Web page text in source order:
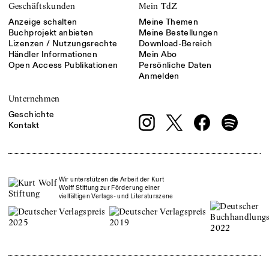
Geschäftskunden
Anzeige schalten
Buchprojekt anbieten
Lizenzen / Nutzungsrechte
Händler Informationen
Open Access Publikationen
Mein TdZ
Meine Themen
Meine Bestellungen
Download-Bereich
Mein Abo
Persönliche Daten
Anmelden
Unternehmen
Geschichte
Kontakt
Wir unterstützen die Arbeit der Kurt
Wolff Stiftung zur Förderung einer
vielfältigen Verlags- und Literaturszene